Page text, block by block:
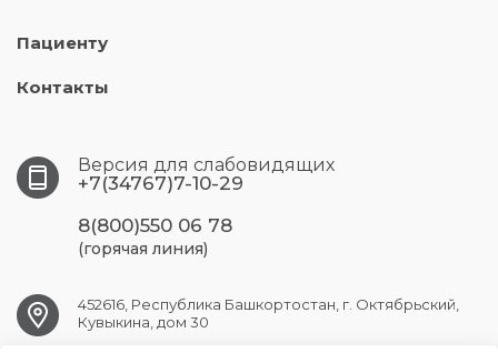
Пациенту
Контакты
Версия для слабовидящих
+7(34767)7-10-29
8(800)550 06 78
(горячая линия)
452616, Республика Башкортостан, г. Октябрьский,
Кувыкина, дом 30